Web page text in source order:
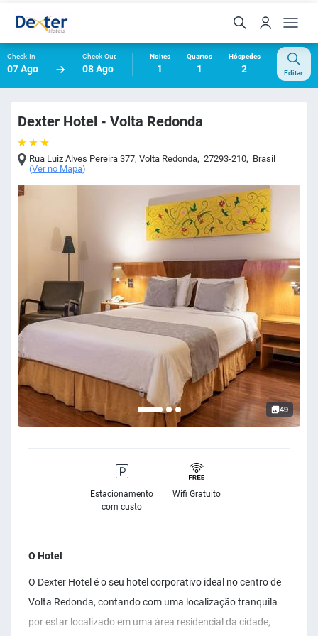
Check-In
07 Ago
Check-Out
08 Ago
Noites
1
Quartos
1
Hóspedes
2 Editar
Dexter Hotel - Volta Redonda
Rua Luiz Alves Pereira 377,Volta Redonda, 27293-210, Brasil
(Ver no Mapa)
49
Estacionamento
com custo
Wifi Gratuito
O Hotel
O Dexter Hotel é o seu hotel corporativo ideal no centro de
Volta Redonda, contando com uma localização tranquila
por estar localizado em uma área residencial da cidade,